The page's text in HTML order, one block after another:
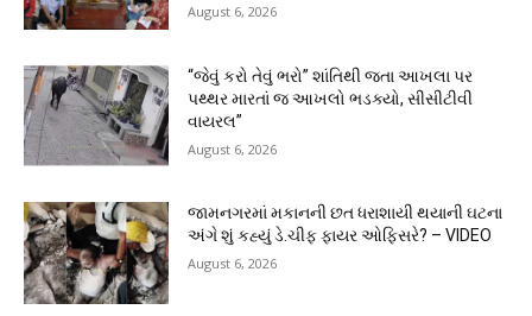
August 6, 2026
“જેવું કરો તેવું ભરો” શાંતિથી જતા આખલા પર
પથ્થર મારતાં જ આખલો ભડક્યો, સીસીટીવી
વાયરલ”
August 6, 2026
જામનગરમાં મકાનની છત ધરાશાયી થયાની ઘટના
અંગે શું કહ્યું ડે.ચીફ ફાયર ઓફિસરે? – VIDEO
August 6, 2026